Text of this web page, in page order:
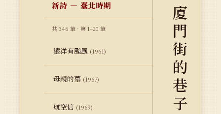
新詩 — 臺北時期
共 346 筆 · 第 1–20 筆
遠洋有颱風 (1961)
母親的墓 (1967)
航空信 (1969)
廈
門
街
的
巷
子